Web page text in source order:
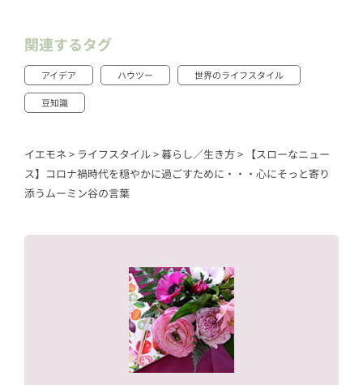
関連するタグ
アイデア ハウツー 世界のライフスタイル
豆知識
イエモネ > ライフスタイル>暮らし／生き方> 【スローなニュー
ス】コロナ禍時代を穏やかに過ごすために・・・心にそっと寄り
添うムーミン谷の言葉